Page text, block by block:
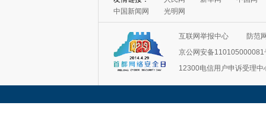
中国新闻网
光明网
互联网举报中心
防范
京公网安备110105000081
12300电信用户申诉受理中